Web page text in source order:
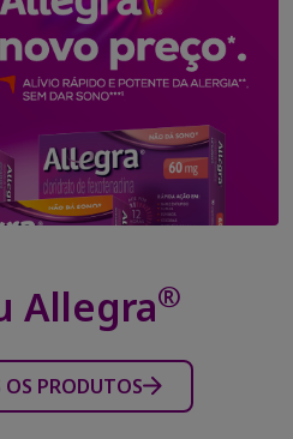
Allegra®
PRODUTOS